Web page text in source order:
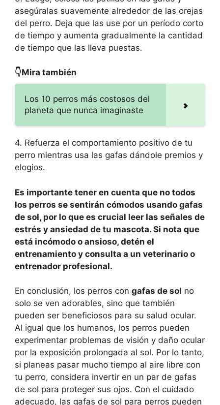
asegúralas suavemente alrededor de las orejas
del perro. Deja que las use por un período corto
de tiempo y aumenta gradualmente la cantidad
de tiempo que las lleva puestas.
👇Mira también
Los 10 perros más costosos del
planeta que nunca imaginaste
4. Refuerza el comportamiento positivo de tu
perro mientras usa las gafas dándole premios y
elogios.
Es importante tener en cuenta que no todos
los perros se sentirán cómodos usando gafas
de sol, por lo que es crucial leer las señales de
estrés y ansiedad de tu mascota. Si nota que
está incómodo o ansioso, detén el
entrenamiento y consulta a un veterinario o
entrenador profesional.
En conclusión, los perros con gafas de sol no
solo se ven adorables, sino que también
pueden ser beneficiosos para su salud ocular.
Al igual que los humanos, los perros pueden
experimentar problemas de visión y daño ocular
por la exposición prolongada al sol. Por lo tanto,
si planeas pasar mucho tiempo al aire libre con
tu perro, considera invertir en un par de gafas
de sol para proteger sus ojos. Con el cuidado
adecuado, las gafas de sol para perros pueden